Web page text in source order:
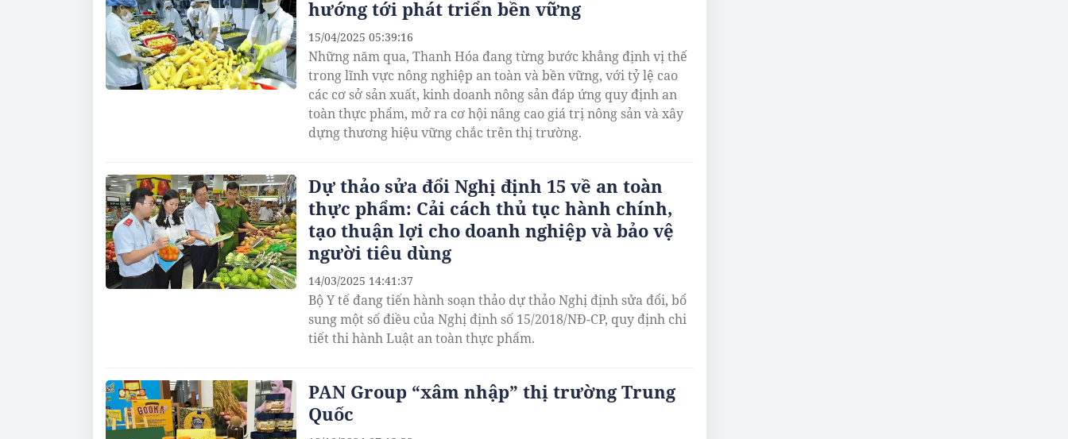
hướng tới phát triển bền vững
Những năm qua, Thanh Hóa đang từng bước khẳng định vị thế
trong lĩnh vực nông nghiệp an toàn và bền vững, với tỷ lệ cao
các cơ sở sản xuất, kinh doanh nông sản đáp ứng quy định an
toàn thực phẩm, mở ra cơ hội nâng cao giá trị nông sản và xây
dựng thương hiệu vững chắc trên thị trường.
15/04/2025 05:39:16
Dự thảo sửa đổi Nghị định 15 về an toàn
thực phẩm: Cải cách thủ tục hành chính,
tạo thuận lợi cho doanh nghiệp và bảo vệ
người tiêu dùng
Bộ Y tế đang tiến hành soạn thảo dự thảo Nghị định sửa đổi, bổ
sung một số điều của Nghị định số 15/2018/NĐ-CP, quy định chi
tiết thi hành Luật an toàn thực phẩm.
14/03/2025 14:41:37
PAN Group “xâm nhập” thị trường Trung
Quốc